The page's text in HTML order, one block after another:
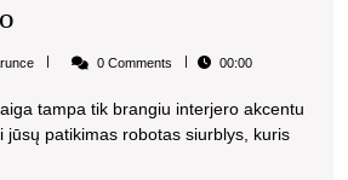
Savarankiškai
Ir
Arunce 0 Comments 00:00
jūsų patikimas robotas siurblys, kuris